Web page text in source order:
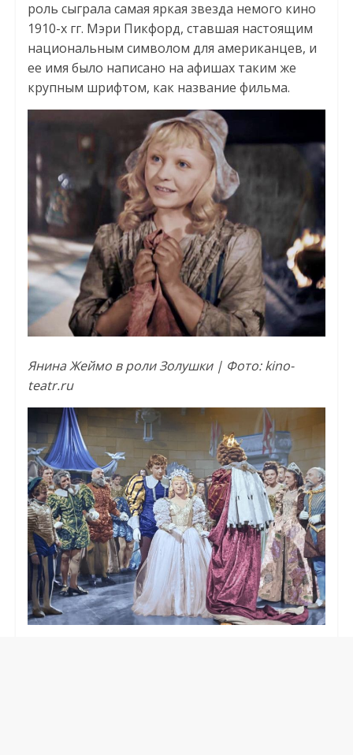
роль сыграла самая яркая звезда немого кино
1910-х гг. Мэри Пикфорд, ставшая настоящим
национальным символом для американцев, и
ее имя было написано на афишах таким же
крупным шрифтом, как название фильма.
Янина Жеймо в роли Золушки | Фото: kino-
teatr.ru